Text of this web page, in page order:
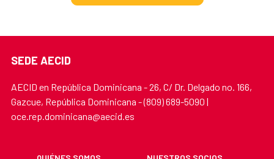
SEDE AECID
AECID en República Dominicana - 26, C/ Dr. Delgado no. 166,
Gazcue, República Dominicana - (809) 689-5090 |
oce.rep.dominicana@aecid.es